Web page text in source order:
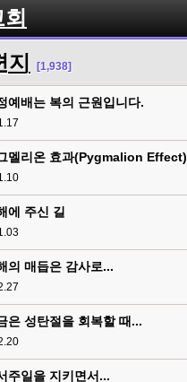
[1,938]
예배는 복의 근원입니다.
멜리온 효과(Pygmalion Effect)
에 주신 길
의 매듭은 감사로...
은 성탄절을 회복할 때...
주일을 지키면서...